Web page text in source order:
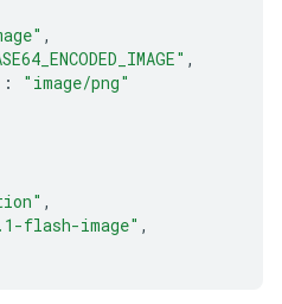
,
,
:
"image/png"
,
flash-image" ,